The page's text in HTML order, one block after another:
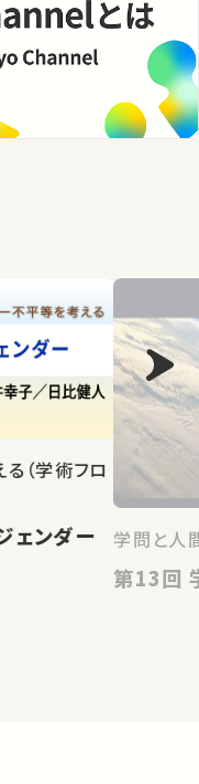
（学術フロ
ジェンダー 学問と人